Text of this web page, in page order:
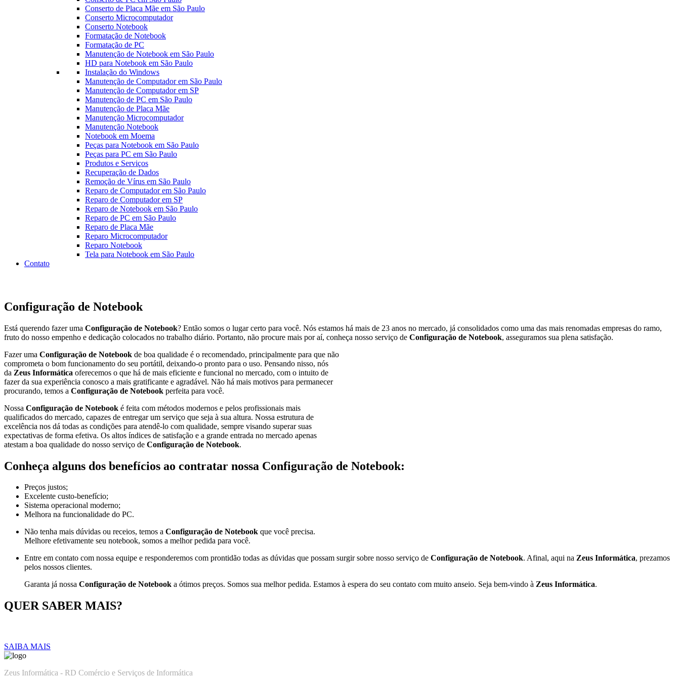
Conserto de Placa Mãe em São Paulo
Conserto Microcomputador
Conserto Notebook
Formatação de Notebook
Formatação de PC
Manutenção de Notebook em São Paulo
HD para Notebook em São Paulo
Instalação do Windows
Manutenção de Computador em São Paulo
Manutenção de Computador em SP
Manutenção de PC em São Paulo
Manutenção de Placa Mãe
Manutenção Microcomputador
Manutenção Notebook
Notebook em Moema
Peças para Notebook em São Paulo
Peças para PC em São Paulo
Produtos e Serviços
Recuperação de Dados
Remoção de Vírus em São Paulo
Reparo de Computador em São Paulo
Reparo de Computador em SP
Reparo de Notebook em São Paulo
Reparo de PC em São Paulo
Reparo de Placa Mãe
Reparo Microcomputador
Reparo Notebook
Tela para Notebook em São Paulo
Contato
Configuração de Notebook
Está querendo fazer uma Configuração de Notebook? Então somos o lugar certo para você. Nós estamos há mais de 23 anos no mercado, já consolidados como uma das mais renomadas empresas do ramo,
fruto do nosso empenho e dedicação colocados no trabalho diário. Portanto, não procure mais por aí, conheça nosso serviço de Configuração de Notebook, asseguramos sua plena satisfação.
Fazer uma Configuração de Notebook de boa qualidade é o recomendado, principalmente para que não
comprometa o bom funcionamento do seu portátil, deixando-o pronto para o uso. Pensando nisso, nós
da Zeus Informática oferecemos o que há de mais eficiente e funcional no mercado, com o intuito de
fazer da sua experiência conosco a mais gratificante e agradável. Não há mais motivos para permanecer
procurando, temos a Configuração de Notebook perfeita para você.
Nossa Configuração de Notebook é feita com métodos modernos e pelos profissionais mais
qualificados do mercado, capazes de entregar um serviço que seja à sua altura. Nossa estrutura de
excelência nos dá todas as condições para atendê-lo com qualidade, sempre visando superar suas
expectativas de forma efetiva. Os altos índices de satisfação e a grande entrada no mercado apenas
atestam a boa qualidade do nosso serviço de Configuração de Notebook.
Conheça alguns dos benefícios ao contratar nossa Configuração de Notebook:
Preços justos;
Excelente custo-benefício;
Sistema operacional moderno;
Melhora na funcionalidade do PC.
Não tenha mais dúvidas ou receios, temos a Configuração de Notebook que você precisa.
Melhore efetivamente seu notebook, somos a melhor pedida para você.
Entre em contato com nossa equipe e responderemos com prontidão todas as dúvidas que possam surgir sobre nosso serviço de Configuração de Notebook. Afinal, aqui na Zeus Informática, prezamos
pelos nossos clientes.
Garanta já nossa Configuração de Notebook a ótimos preços. Somos sua melhor pedida. Estamos à espera do seu contato com muito anseio. Seja bem-vindo à Zeus Informática.
QUER SABER MAIS?
SAIBA MAIS
Zeus Informática - RD Comércio e Serviços de Informática